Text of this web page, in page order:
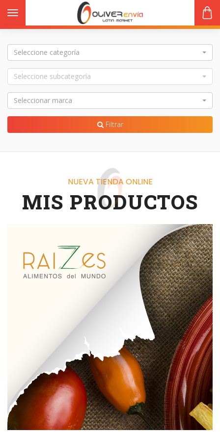
Toggle navigation
Seleccione categoría
Seleccione subcategoría
Seleccionar marca
Filtrar
NUEVA TIENDA ONLINE
MIS PRODUCTOS